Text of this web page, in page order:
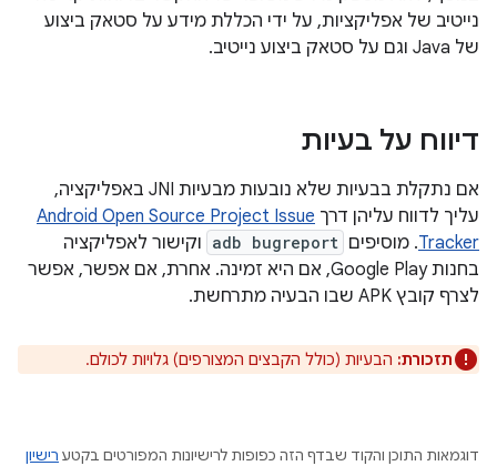
נייטיב של אפליקציות, על ידי הכללת מידע על סטאק ביצוע
של Java וגם על סטאק ביצוע נייטיב.
דיווח על בעיות
אם נתקלת בבעיות שלא נובעות מבעיות JNI באפליקציה,
עליך לדווח עליהן דרך Android Open Source Project Issue
Tracker. מוסיפים adb bugreport וקישור לאפליקציה
בחנות Google Play, אם היא זמינה. אחרת, אם אפשר, אפשר
לצרף קובץ APK שבו הבעיה מתרחשת.
תזכורת: הבעיות (כולל הקבצים המצורפים) גלויות לכולם.
דוגמאות התוכן והקוד שבדף הזה כפופות לרישיונות המפורטים בקטע רישיון